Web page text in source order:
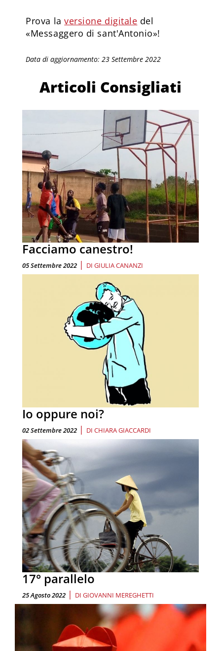
Prova laversione digitale del
«Messaggero di sant'Antonio»!
Data di aggiornamento: 23 Settembre 2022
Articoli Consigliati
Facciamo canestro!
05 Settembre 2022 | DI GIULIA CANANZI
Io oppure noi?
02 Settembre 2022 | DI CHIARA GIACCARDI
17° parallelo
25 Agosto 2022 | DI GIOVANNI MEREGHETTI